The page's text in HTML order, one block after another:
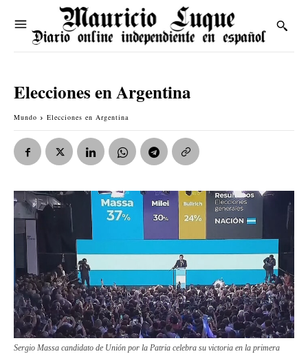
Elecciones en Argentina
Mundo Elecciones en Argentina
Sergio Massa candidato de Unión por la Patria celebra su victoria en la primera